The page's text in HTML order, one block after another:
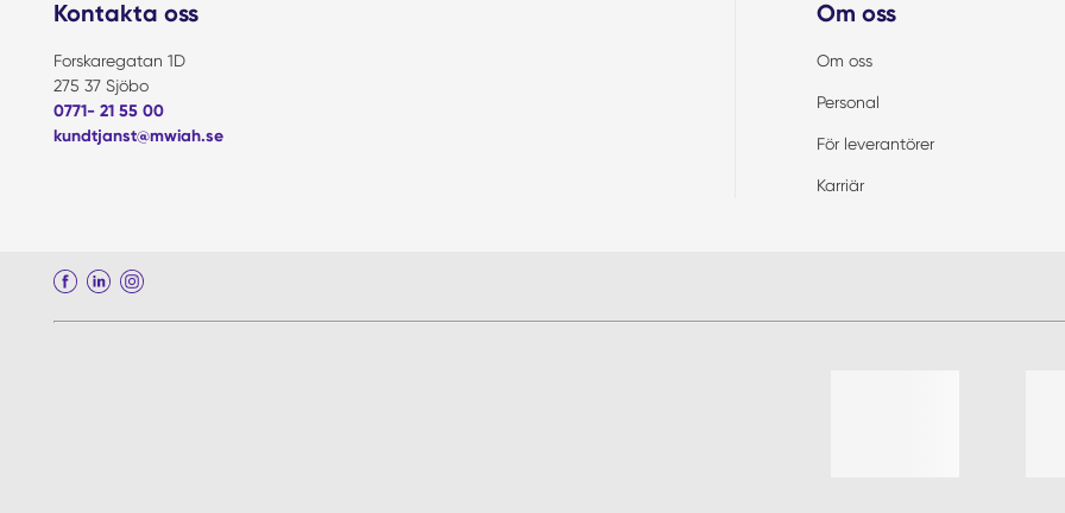
Kontakta oss
Forskaregatan 1D
275 37 Sjöbo
0771- 21 55 00
kundtjanst@mwiah.se
Om oss
Om oss
Personal
För leverantörer
Karriär